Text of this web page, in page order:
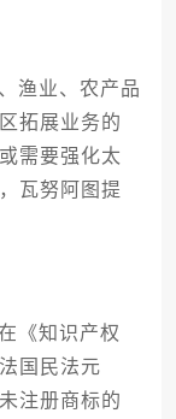
渔业、农产品
拓展业务的
需要强化太
瓦努阿图提
《知识产权
国民法元
注册商标的